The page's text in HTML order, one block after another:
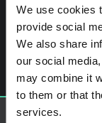
We use cookies
provide social
We also share
our social
may combine it
to them or that
services.
%titre
Laisser un
Vous devez vous